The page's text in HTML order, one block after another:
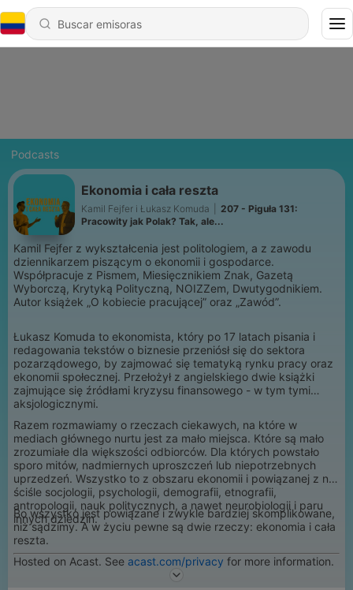
Podcasts
Ekonomia i cała reszta
Kamil Fejfer i Łukasz Komuda
207 - Piguła 131:
Pracowity jak Polak? Tak, ale...
Kamil Fejfer z wykształcenia jest politologiem, a z zawodu
dziennikarzem piszącym o ekonomii i gospodarce.
Współpracuje z Pismem, Miesięcznikiem Znak, Gazetą
Wyborczą, Krytyką Polityczną, NOIZZem, Dwutygodnikiem.
Autor książek „O kobiecie pracującej” oraz „Zawód”.
Łukasz Komuda to ekonomista, który po 17 latach pisania i
redagowania tekstów o biznesie przeniósł się do sektora
pozarządowego, by zajmować się tematyką rynku pracy oraz
ekonomii społecznej. Przełożył z angielskiego dwie książki
zajmujące się źródłami kryzysu finansowego - w tym tymi
aksjologicznymi.
Razem rozmawiamy o rzeczach ciekawych, na które w
mediach głównego nurtu jest za mało miejsca. Które są mało
zrozumiałe dla większości odbiorców. Dla których powstało
sporo mitów, nadmiernych uproszczeń lub niepotrzebnych
uprzedzeń. Wszystko to z obszaru ekonomii i powiązanej z nią
ściśle socjologii, psychologii, demografii, etnografii,
antropologii, nauk politycznych, a nawet neurobiologii i paru
innych dziedzin.
Bo wszystko jest powiązane i zwykle bardziej skomplikowane,
niż sądzimy. A w życiu pewne są dwie rzeczy: ekonomia i cała
reszta.
Hosted on Acast. See acast.com/privacy for more information.